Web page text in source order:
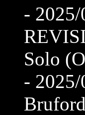
- 2025/
Solo
-